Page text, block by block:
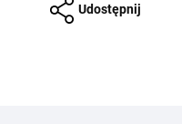
Udostępnij